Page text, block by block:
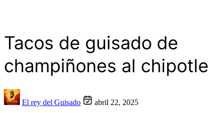
Tacos de guisado de
champiñones al chipotle
El rey del Guisado abril 22, 2025